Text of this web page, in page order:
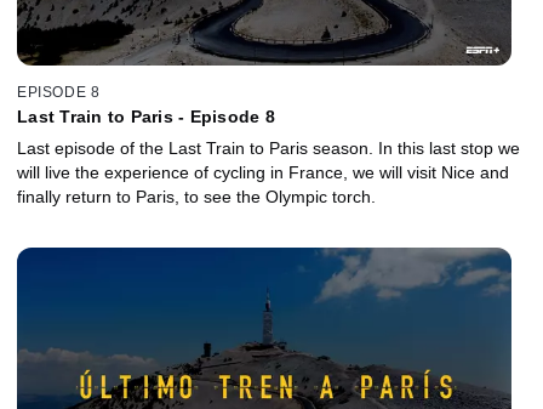
EPISODE 8
Last Train to Paris - Episode 8
Last episode of the Last Train to Paris season. In this last stop we
will live the experience of cycling in France, we will visit Nice and
finally return to Paris, to see the Olympic torch.